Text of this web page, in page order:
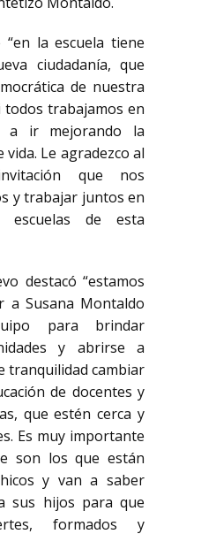
la escuela tiene
ciudadanía, que
de nuestra
todos trabajamos en
a ir mejorando la
vida. Le agradezco al
que nos
y trabajar juntos en
de esta
destacó “estamos
a Susana Montaldo
para brindar
y abrirse a
tranquilidad cambiar
de docentes y
que estén cerca y
Es muy importante
son los que están
y van a saber
sus hijos para que
formados y